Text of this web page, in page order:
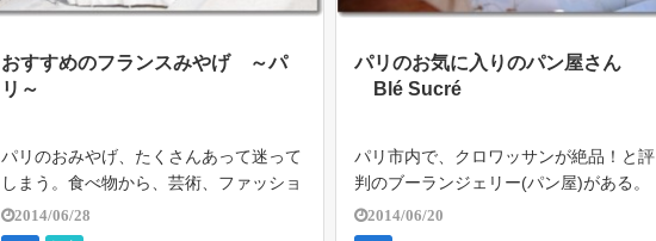
おすすめのフランスみやげ ～パ
リ～
パリのおみやげ、たくさんあって迷って
しまう。食べ物から、芸術、ファッショ
ンに関するものまで幅広くて、目移りし
ながらのウィンドーショッピングも楽し
2014/06/28
パリのお気に入りのパン屋さん
Blé Sucré
パリ市内で、クロワッサンが絶品！と評
判のブーランジェリー(パン屋)がある。
１２区のBlé Sucréという小さなお店。
ケーキもおいしいと評判で、とても楽し
2014/06/20